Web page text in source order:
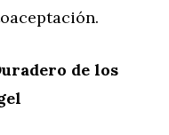
de los